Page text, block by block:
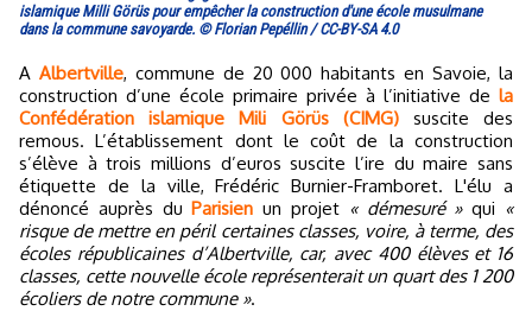
islamique Milli Görüs pour empêcher la construction d'une école musulmane
dans la commune savoyarde. © Florian Pepéllin / CC-BY-SA 4.0
Albertville, commune de 20 000 habitants en Savoie, la
construction d’une école primaire privée à l’initiative de la
Confédération islamique Mili Görüs (CIMG)suscite des
remous. L’établissement dont le coût de la construction
s’élève à trois millions d’euros suscite l’ire du maire sans
étiquette de la ville, Frédéric Burnier-Framboret. L'élu a
dénoncé auprès duParisien un projet « démesuré »qui «
risque de mettre en péril certaines classes, voire, à terme, des
écoles républicaines d’Albertville, car, avec 400 élèves et 16
classes, cette nouvelle école représenterait un quart des 1 200
écoliers de notre commune ».